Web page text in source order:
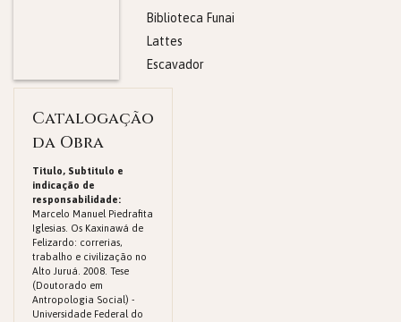
Biblioteca Funai
Lattes
Escavador
Catalogação
da Obra
Titulo, Subtitulo e
indicação de
responsabilidade:
Marcelo Manuel Piedrafita
Iglesias. Os Kaxinawá de
Felizardo: correrias,
trabalho e civilização no
Alto Juruá. 2008. Tese
(Doutorado em
Antropologia Social) -
Universidade Federal do